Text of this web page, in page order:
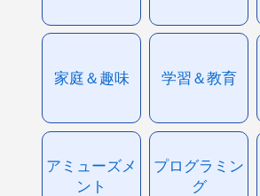
家庭＆趣味 学習＆教育
アミューズメ
ント
プログラミン
グ